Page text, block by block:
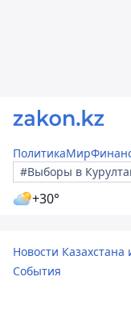
ПолитикаМир
#Выборы в
+30°
Новости
События